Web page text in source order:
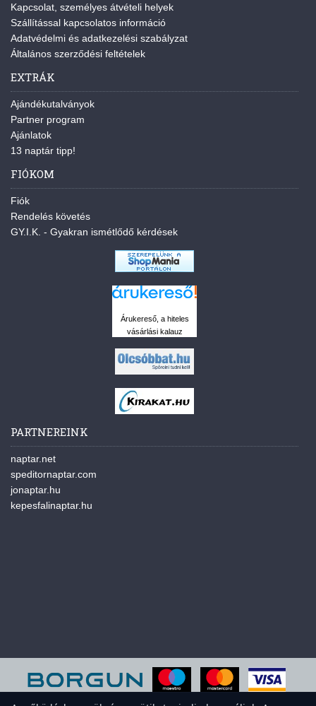
Kapcsolat, személyes átvételi helyek
Szállítással kapcsolatos információ
Adatvédelmi és adatkezelési szabályzat
Általános szerződési feltételek
EXTRÁK
Ajándékutalványok
Partner program
Ajánlatok
13 naptár tipp!
FIÓKOM
Fiók
Rendelés követés
GY.I.K. - Gyakran ismétlődő kérdések
Árukereső, a hiteles
vásárlási kalauz
PARTNEREINK
naptar.net
speditornaptar.com
jonaptar.hu
kepesfalinaptar.hu